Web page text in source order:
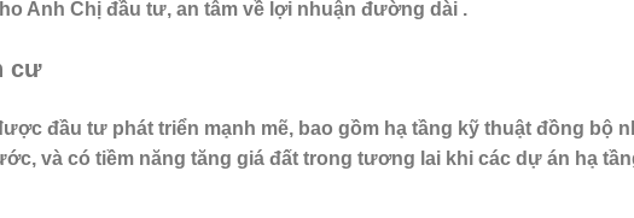
Anh Chị đầu tư, an tâm về lợi nhuận đường dài .
cư
đầu tư phát triển mạnh mẽ, bao gồm hạ tầng kỹ thuật đồng bộ
và có tiềm năng tăng giá đất trong tương lai khi các dự án hạ